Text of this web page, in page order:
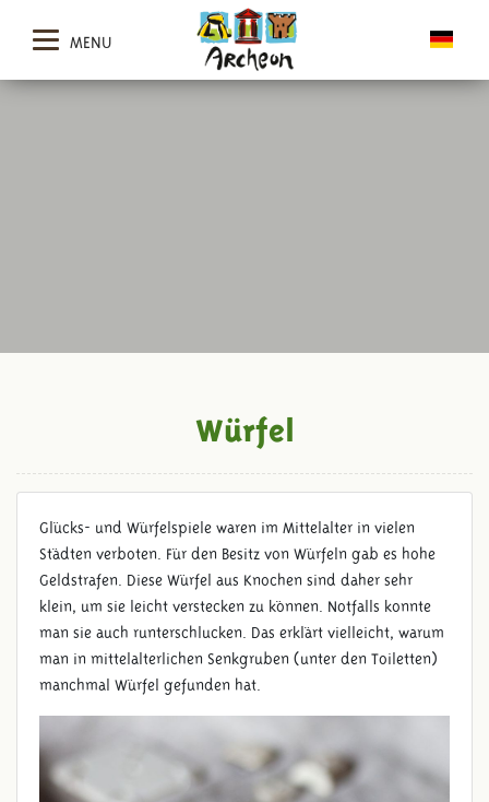
MENU
WÜRFEL
Würfel
Glücks- und Würfelspiele waren im Mittelalter in vielen
Städten verboten. Für den Besitz von Würfeln gab es hohe
Geldstrafen. Diese Würfel aus Knochen sind daher sehr
klein, um sie leicht verstecken zu können. Notfalls konnte
man sie auch runterschlucken. Das erklärt vielleicht, warum
man in mittelalterlichen Senkgruben (unter den Toiletten)
manchmal Würfel gefunden hat.